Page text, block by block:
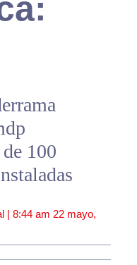
100
| 8:44 am 22 mayo,